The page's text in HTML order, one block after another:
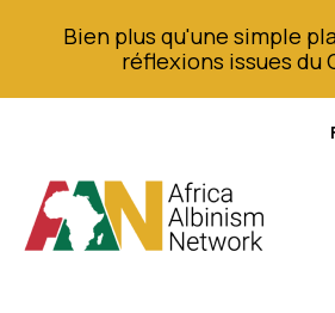
Bien plus qu'une simple
réflexions issues du